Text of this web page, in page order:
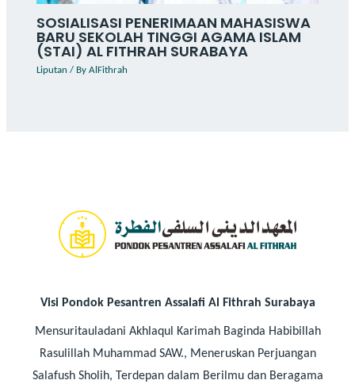
SOSIALISASI PENERIMAAN MAHASISWA
BARU SEKOLAH TINGGI AGAMA ISLAM
(STAI) AL FITHRAH SURABAYA
Liputan / By AlFithrah
Visi Pondok Pesantren Assalafi Al Fithrah Surabaya
Mensuritauladani Akhlaqul Karimah Baginda Habibillah
Rasulillah Muhammad SAW., Meneruskan Perjuangan
Salafush Sholih, Terdepan dalam Berilmu dan Beragama